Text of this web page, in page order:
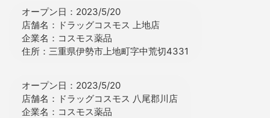
オープン日：2023/5/20
店舗名：ドラッグコスモス 上地店
企業名：コスモス薬品
住所：三重県伊勢市上地町字中荒切4331
オープン日：2023/5/20
店舗名：ドラッグコスモス 八尾郡川店
企業名：コスモス薬品